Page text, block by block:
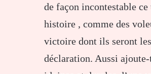
de façon incontestable
histoire , comme des
victoire dont ils seront
déclaration. Aussi